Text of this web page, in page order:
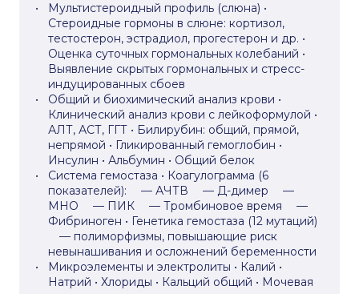
Мультистероидный профиль (слюна) •
Стероидные гормоны в слюне: кортизол,
тестостерон, эстрадиол, прогестерон и др. •
Оценка суточных гормональных колебаний •
Выявление скрытых гормональных и стресс-
индуцированных сбоев
Общий и биохимический анализ крови •
Клинический анализ крови с лейкоформулой •
АЛТ, АСТ, ГГТ • Билирубин: общий, прямой,
непрямой • Гликированный гемоглобин •
Инсулин • Альбумин • Общий белок
Система гемостаза • Коагулограмма (6
показателей): — АЧТВ — Д-димер —
МНО — ПИК — Тромбиновое время —
Фибриноген • Генетика гемостаза (12 мутаций)
— полиморфизмы, повышающие риск
невынашивания и осложнений беременности
Микроэлементы и электролиты • Калий •
Натрий • Хлориды • Кальций общий • Мочевая